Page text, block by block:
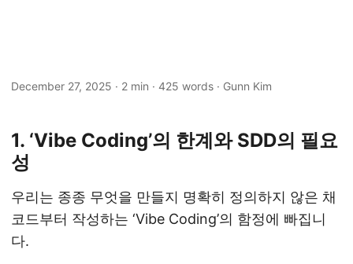
December 27, 2025 · 2 min · 425 words · Gunn Kim
1. ‘Vibe Coding’의 한계와 SDD의 필요
성
우리는 종종 무엇을 만들지 명확히 정의하지 않은 채
코드부터 작성하는 ‘Vibe Coding’의 함정에 빠집니
다.